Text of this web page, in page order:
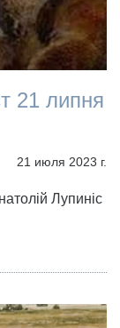
21 липня
21 июля 2023 г.
Лупиніс